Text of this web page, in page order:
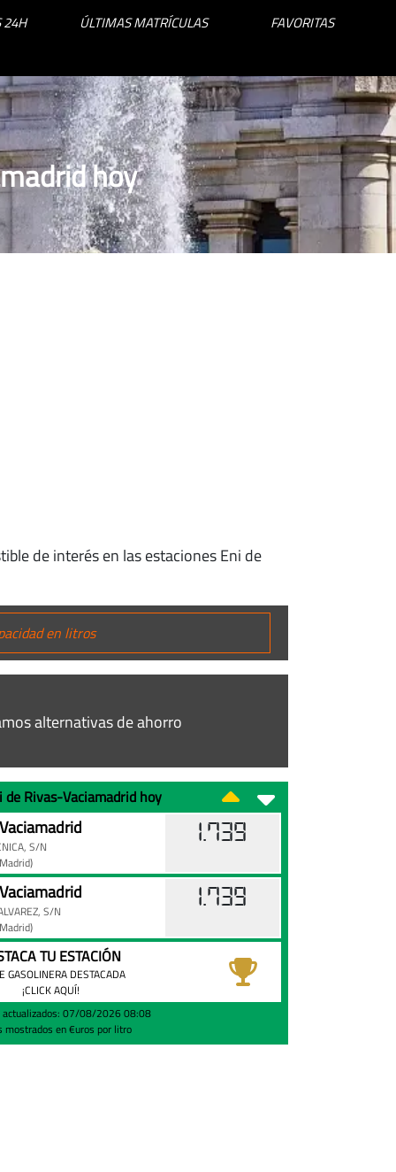
24H ÚLTIMAS MATRÍCULAS FAVORITAS
hoy
de interés en las estaciones Eni de
alternativas de ahorro
Rivas-Vaciamadrid hoy
S/N
1.739
S/N
1.739
TU ESTACIÓN
GASOLINERA DESTACADA
¡CLICK AQUÍ!
actualizados: 07/08/2026 08:08
mostrados en €uros por litro